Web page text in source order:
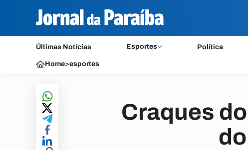
Últimas Notícias Esportes Política
Home>esportes
Craques